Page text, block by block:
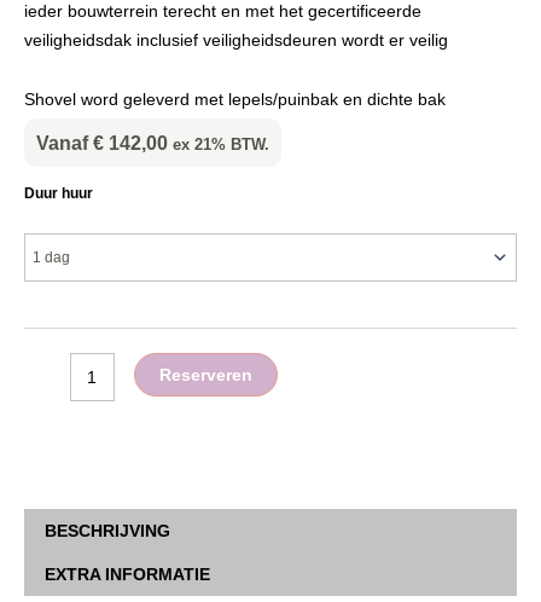
ieder bouwterrein terecht en met het gecertificeerde
veiligheidsdak inclusief veiligheidsdeuren wordt er veilig
Shovel word geleverd met lepels/puinbak en dichte bak
Vanaf € 142,00 ex 21% BTW.
Duur huur
2300
aantal
Reserveren
BESCHRIJVING
EXTRA INFORMATIE